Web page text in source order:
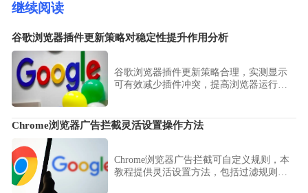
继续阅读
谷歌浏览器插件更新策略对稳定性提升作用分析
谷歌浏览器插件更新策略合理，实测显示
可有效减少插件冲突，提高浏览器运行稳
Chrome浏览器广告拦截灵活设置操作方法
Chrome浏览器广告拦截可自定义规则，本
教程提供灵活设置方法，包括过滤规则创